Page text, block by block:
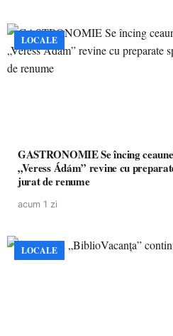
LOCALE
GASTRONOMIE Se încing ceaunele la Satu Mare! Concursul
„Veress Ádám” revine cu
jurat de renume
acum 1 zi
LOCALE